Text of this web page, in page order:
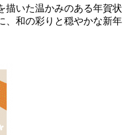
描いた温かみのある年賀状
、和の彩りと穏やかな新年